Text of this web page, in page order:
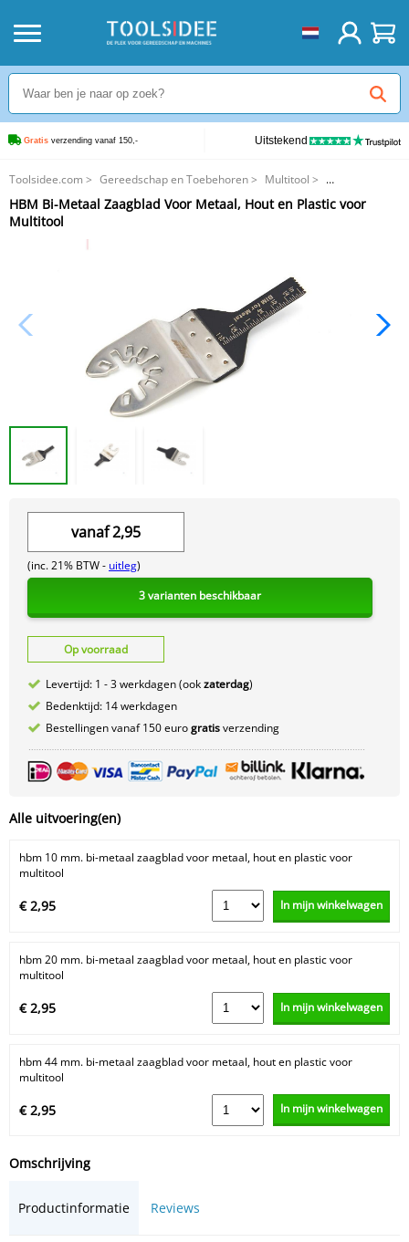
Gratis verzending vanaf 150,- Uitstekend
Toolsidee.com > Gereedschap en Toebehoren> Multitool >
HBM Bi-Metaal Zaagblad Voor Metaal, Hout en Plastic voor Multitool
HBM Bi-Metaal Zaagblad Voor Metaal, Hout en Plastic voor
Multitool
vanaf2,95
(inc. 21% BTW - uitleg)
3 varianten beschikbaar
Op voorraad
Levertijd: 1 - 3 werkdagen (ookzaterdag)
Bedenktijd: 14 werkdagen
Bestellingen vanaf 150 eurogratisverzending
Alle uitvoering(en)
hbm 10 mm. bi-metaal zaagblad voor metaal, hout en plastic voor
multitool
€ 2,95 In mijn winkelwagen
hbm 20 mm. bi-metaal zaagblad voor metaal, hout en plastic voor
multitool
€ 2,95 In mijn winkelwagen
hbm 44 mm. bi-metaal zaagblad voor metaal, hout en plastic voor
multitool
€ 2,95 In mijn winkelwagen
Omschrijving
Productinformatie Reviews